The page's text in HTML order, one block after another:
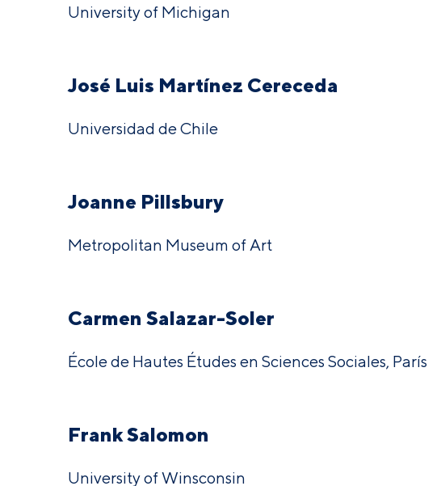
University of Michigan
José Luis Martínez Cereceda
Universidad de Chile
Joanne Pillsbury
Metropolitan Museum of Art
Carmen Salazar-Soler
École de Hautes Études en Sciences Sociales, París
Frank Salomon
University of Winsconsin